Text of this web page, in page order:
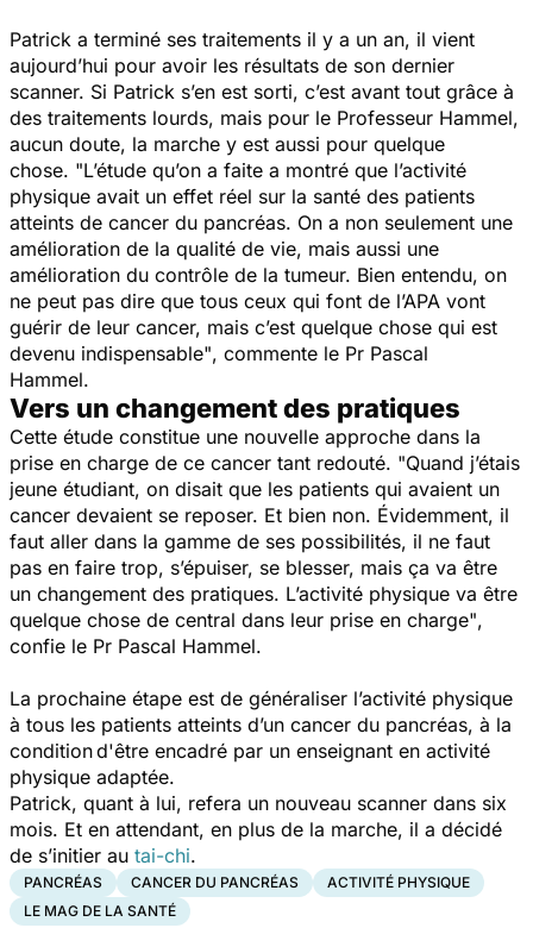
Patrick a terminé ses traitements il y a un an, il vient
aujourd’hui pour avoir les résultats de son dernier
scanner. Si Patrick s’en est sorti, c’est avant tout grâce à
des traitements lourds, mais pour le Professeur Hammel,
aucun doute, la marche y est aussi pour quelque
chose. "L’étude qu’on a faite a montré que l’activité
physique avait un effet réel sur la santé des patients
atteints de cancer du pancréas. On a non seulement une
amélioration de la qualité de vie, mais aussi une
amélioration du contrôle de la tumeur. Bien entendu, on
ne peut pas dire que tous ceux qui font de l’APA vont
guérir de leur cancer, mais c’est quelque chose qui est
devenu indispensable", commente le Pr Pascal
Hammel.
Vers un changement des pratiques
Cette étude constitue une nouvelle approche dans la
prise en charge de ce cancer tant redouté. "Quand j’étais
jeune étudiant, on disait que les patients qui avaient un
cancer devaient se reposer. Et bien non. Évidemment, il
faut aller dans la gamme de ses possibilités, il ne faut
pas en faire trop, s’épuiser, se blesser, mais ça va être
un changement des pratiques. L’activité physique va être
quelque chose de central dans leur prise en charge",
confie le Pr Pascal Hammel.
La prochaine étape est de généraliser l’activité physique
à tous les patients atteints d’un cancer du pancréas, à la
condition d'être encadré par un enseignant en activité
physique adaptée.
Patrick, quant à lui, refera un nouveau scanner dans six
mois. Et en attendant, en plus de la marche, il a décidé
de s’initier au tai-chi.
PANCRÉAS CANCER DU PANCRÉAS
ACTIVITÉ PHYSIQUE
LE MAG DE LA SANTÉ